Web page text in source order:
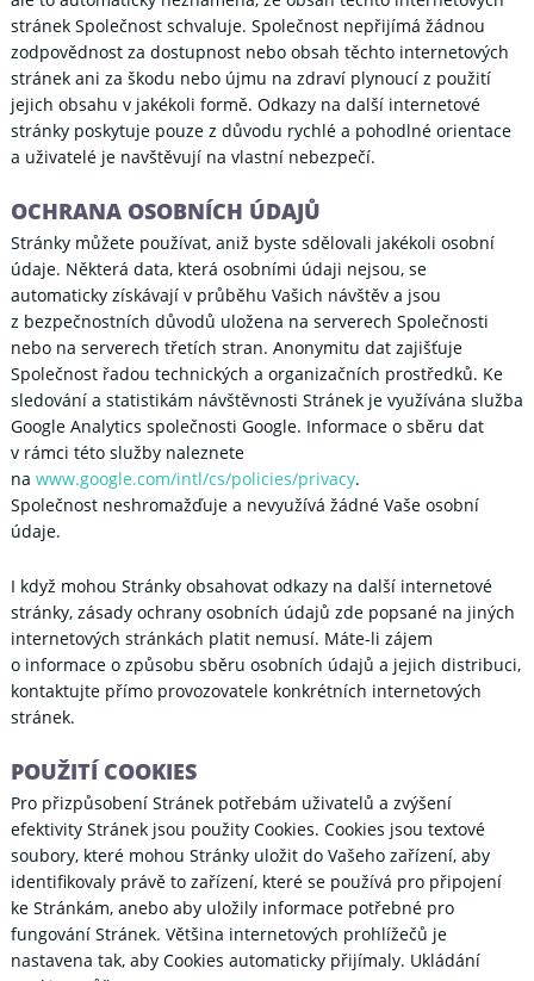
stránek Společnost schvaluje. Společnost nepřijímá žádnou
zodpovědnost za dostupnost nebo obsah těchto internetových
stránek ani za škodu nebo újmu na zdraví plynoucí z použití
jejich obsahu v jakékoli formě. Odkazy na další internetové
stránky poskytuje pouze z důvodu rychlé a pohodlné orientace
a uživatelé je navštěvují na vlastní nebezpečí.
OCHRANA OSOBNÍCH ÚDAJŮ
Stránky můžete používat, aniž byste sdělovali jakékoli osobní
údaje. Některá data, která osobními údaji nejsou, se
automaticky získávají v průběhu Vašich návštěv a jsou
z bezpečnostních důvodů uložena na serverech Společnosti
nebo na serverech třetích stran. Anonymitu dat zajišťuje
Společnost řadou technických a organizačních prostředků. Ke
sledování a statistikám návštěvnosti Stránek je využívána služba
Google Analytics společnosti Google. Informace o sběru dat
v rámci této služby naleznete
na www.google.com/intl/cs/policies/privacy.
Společnost neshromažďuje a nevyužívá žádné Vaše osobní
údaje.
I když mohou Stránky obsahovat odkazy na další internetové
stránky, zásady ochrany osobních údajů zde popsané na jiných
internetových stránkách platit nemusí. Máte-li zájem
o informace o způsobu sběru osobních údajů a jejich distribuci,
kontaktujte přímo provozovatele konkrétních internetových
stránek.
POUŽITÍ COOKIES
Pro přizpůsobení Stránek potřebám uživatelů a zvýšení
efektivity Stránek jsou použity Cookies. Cookies jsou textové
soubory, které mohou Stránky uložit do Vašeho zařízení, aby
identifikovaly právě to zařízení, které se používá pro připojení
ke Stránkám, anebo aby uložily informace potřebné pro
fungování Stránek. Většina internetových prohlížečů je
nastavena tak, aby Cookies automaticky přijímaly. Ukládání